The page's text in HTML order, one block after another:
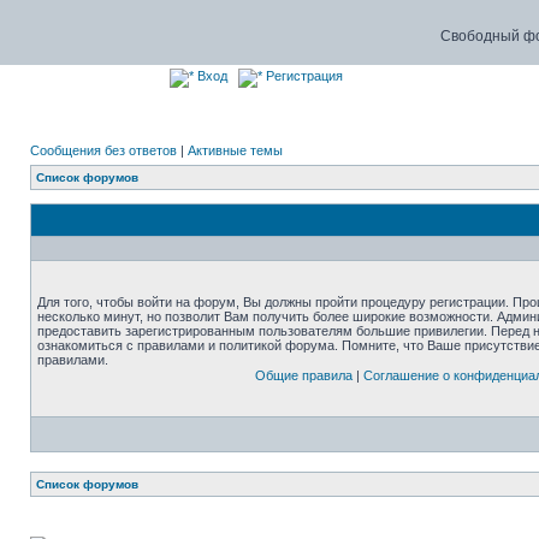
Свободный
Вход Регистрация
Сообщения без ответов | Активные темы
Список форумов
Для того, чтобы войти на форум, Вы должны пройти процедуру регистрации.
несколько минут, но позволит Вам получить более широкие возможности.
предоставить зарегистрированным пользователям большие привилегии.
ознакомиться с правилами и политикой форума. Помните, что Ваше
правилами.
Общие правила| Соглашение о
Список форумов